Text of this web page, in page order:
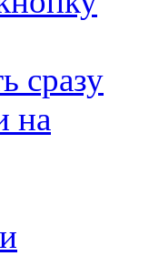
сразу
на